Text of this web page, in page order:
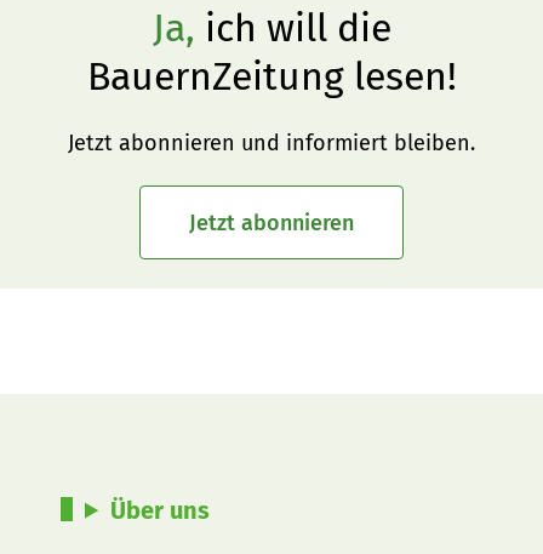
Ja, ich will die
BauernZeitung lesen!
Jetzt abonnieren und informiert bleiben.
Jetzt abonnieren
Über uns